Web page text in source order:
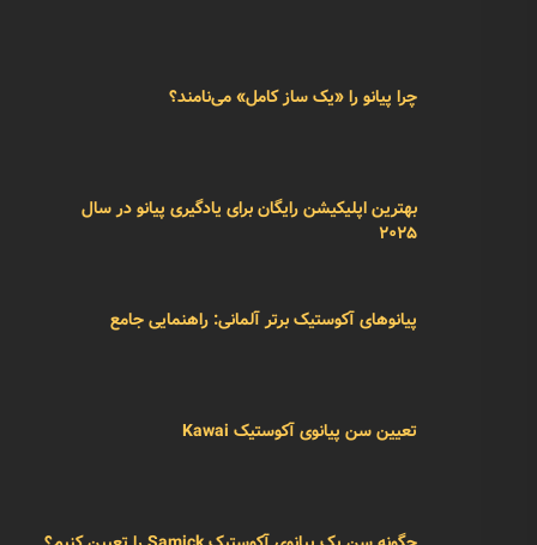
آینده‌ی پیانو: پیوند سنت و نوآوری
روش یافتن سن پیانوی آکوستیک Kohler & Campbell
چرا پیانو را «یک ساز کامل» می‌نامند؟
بهترین اپلیکیشن رایگان برای یادگیری پیانو در سال
۲۰۲۵
پیانوهای آکوستیک برتر آلمانی: راهنمایی جامع